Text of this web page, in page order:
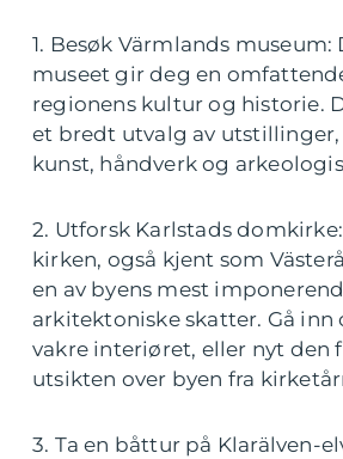
1. Besøk Värmlands
museet gir deg en
regionens kultur og historie.
et bredt utvalg av
kunst, håndverk og
2. Utforsk Karlstads
kirken, også kjent som
en av byens mest
arkitektoniske skatter. Gå
vakre interiøret, eller nyt den
utsikten over byen fra
3. Ta en båttur på Klarälven-